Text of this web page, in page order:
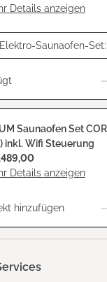
Details anzeigen
Saunaofen Set
inkl. Wifi Steuerung
Details anzeigen
hinzufügen